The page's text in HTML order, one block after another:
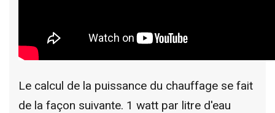
Le calcul de la puissance du chauffage se fait
de la façon suivante. 1 watt par litre d'eau